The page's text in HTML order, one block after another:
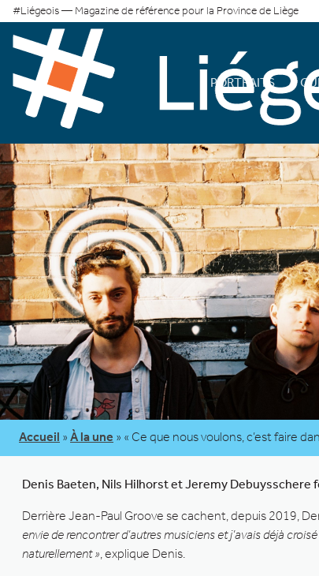
#Liégeois — Magazine de référence pour la Province de Liège
PORTRAITS
Accueil » À la une » « Ce que nous voulons, c’est faire
Denis Baeten, Nils Hilhorst et Jeremy Debuysschere
Derrière Jean-Paul Groove se cachent, depuis 2019,
envie de rencontrer d’autres musiciens et j’avais déjà
naturellement », explique Denis.